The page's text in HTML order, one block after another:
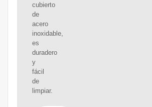
cubierto
de
acero
inoxidable,
es
duradero
y
fácil
de
limpiar.